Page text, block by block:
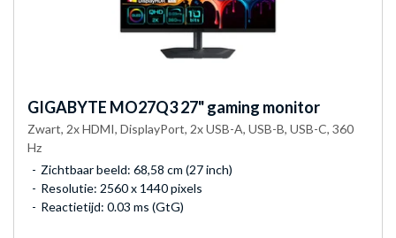
GIGABYTE MO27Q3 27" gaming monitor
Zwart, 2x HDMI, DisplayPort, 2x USB-A, USB-B, USB-C, 360
Hz
Zichtbaar beeld: 68,58 cm (27 inch)
Resolutie: 2560 x 1440 pixels
Reactietijd: 0.03 ms (GtG)